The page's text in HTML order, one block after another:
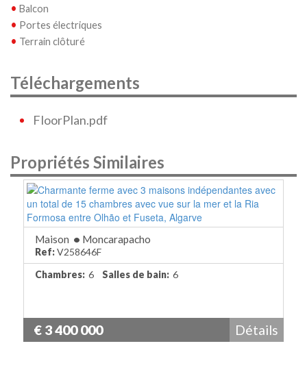
• Balcon
• Portes électriques
• Terrain clôturé
Téléchargements
FloorPlan.pdf
Propriétés Similaires
Maison • Moncarapacho
Ref:V258646F
Chambres: 6 Salles de bain: 6
€ 3 400 000 Détails